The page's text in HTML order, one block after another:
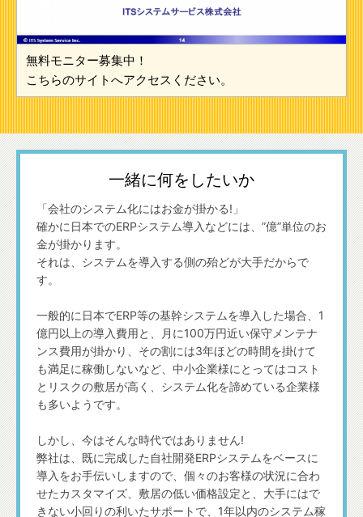
無料モニター募集中！
こちらのサイトへアクセスください。
一緒に何をしたいか
「会社のシステム化にはお金が掛かる!」
確かに日本でのERPシステム導入などには、”億”単位のお
金が掛かります。
それは、システムを導入する側の殆どが大手だからで
す。
一般的に日本でERP等の基幹システムを導入した場合、1
億円以上の導入費用と、月に100万円近い保守メンテナ
ンス費用が掛かり、その割には3年ほどの時間を掛けて
も満足に稼働しないなど、中小企業様にとってはコスト
とリスクの敷居が高く、システム化を諦めている企業様
も多いようです。
しかし、今はそんな時代ではありません!
弊社は、既に完成した自社開発ERPシステムをベースに
導入をお手伝いしますので、個々のお客様の状況に合わ
せたカスタマイズ、敷居の低い価格設定と、大手にはで
きない小回りの利いたサポートで、1年以内のシステム稼